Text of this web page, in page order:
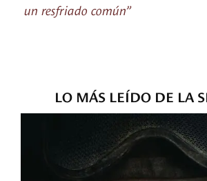
un resfriado común”
LO MÁS LEÍDO DE LA